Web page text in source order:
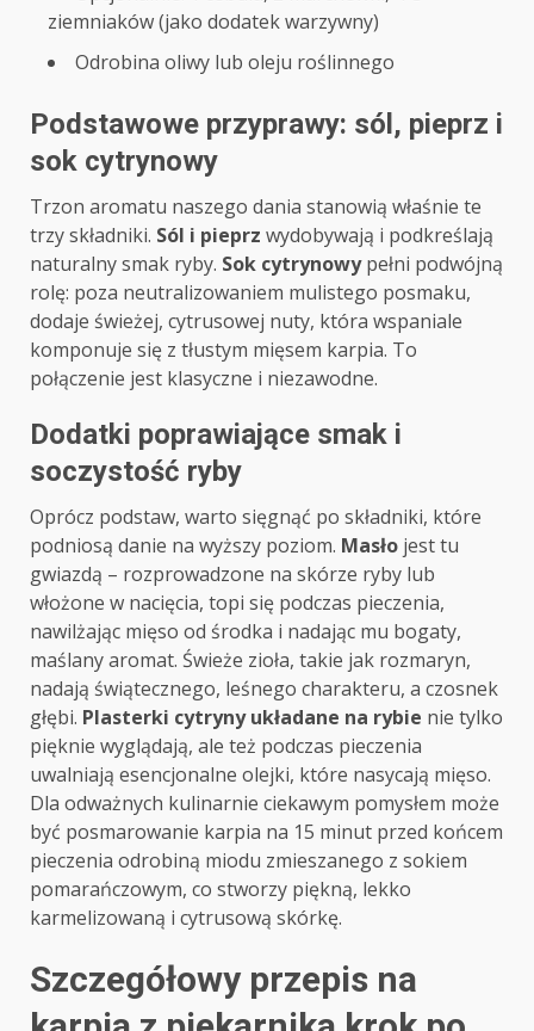
ziemniaków (jako dodatek warzywny)
Odrobina oliwy lub oleju roślinnego
Podstawowe przyprawy: sól, pieprz i
sok cytrynowy
Trzon aromatu naszego dania stanowią właśnie te
trzy składniki. Sól i pieprz wydobywają i podkreślają
naturalny smak ryby. Sok cytrynowypełni podwójną
rolę: poza neutralizowaniem mulistego posmaku,
dodaje świeżej, cytrusowej nuty, która wspaniale
komponuje się z tłustym mięsem karpia. To
połączenie jest klasyczne i niezawodne.
Dodatki poprawiające smak i
soczystość ryby
Oprócz podstaw, warto sięgnąć po składniki, które
podniosą danie na wyższy poziom. Masło jest tu
gwiazdą – rozprowadzone na skórze ryby lub
włożone w nacięcia, topi się podczas pieczenia,
nawilżając mięso od środka i nadając mu bogaty,
maślany aromat. Świeże zioła, takie jak rozmaryn,
nadają świątecznego, leśnego charakteru, a czosnek
głębi. Plasterki cytryny układane na rybie nie tylko
pięknie wyglądają, ale też podczas pieczenia
uwalniają esencjonalne olejki, które nasycają mięso.
Dla odważnych kulinarnie ciekawym pomysłem może
być posmarowanie karpia na 15 minut przed końcem
pieczenia odrobiną miodu zmieszanego z sokiem
pomarańczowym, co stworzy piękną, lekko
karmelizowaną i cytrusową skórkę.
Szczegółowy przepis na